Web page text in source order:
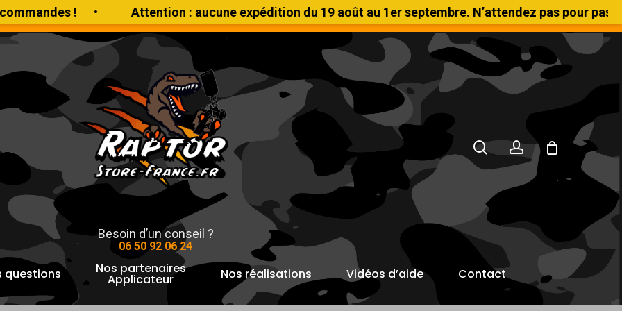
! • Attention : aucune expédition du 19 août au 1er septembre. N’attendez pas pour passer vos
Gratuite en France métropolitaine à partir de 1000€ d'achat HT
fermer
Besoin d’un conseil ?
06 50 92 06 24
search account
questions Nos partenaires
Applicateur Nos réalisations Vidéos d’aide Contact
ÉPOXY ANTI-ROUILLE PRIMPOX 1L